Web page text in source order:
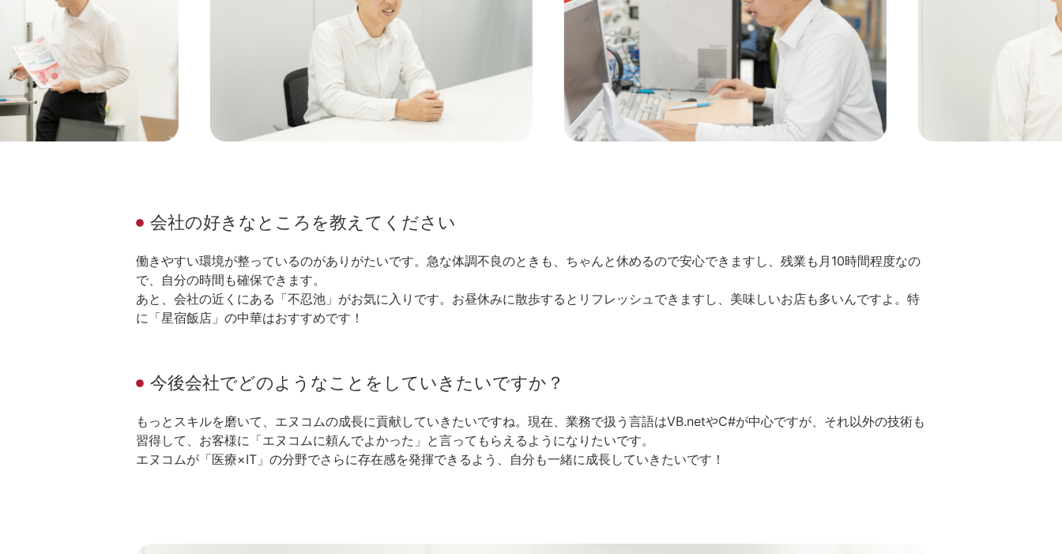
会社の好きなところを教えてください
働きやすい環境が整っているのがありがたいです。急な体調不良のときも、ちゃんと休めるので安心できますし、残業も月10時間程度なの
で、自分の時間も確保できます。
あと、会社の近くにある「不忍池」がお気に入りです。お昼休みに散歩するとリフレッシュできますし、美味しいお店も多いんですよ。特
に「星宿飯店」の中華はおすすめです！
今後会社でどのようなことをしていきたいですか？
もっとスキルを磨いて、エヌコムの成長に貢献していきたいですね。現在、業務で扱う言語はVB.netやC#が中心ですが、それ以外の技術も
習得して、お客様に「エヌコムに頼んでよかった」と言ってもらえるようになりたいです。
エヌコムが「医療×IT」の分野でさらに存在感を発揮できるよう、自分も一緒に成長していきたいです！